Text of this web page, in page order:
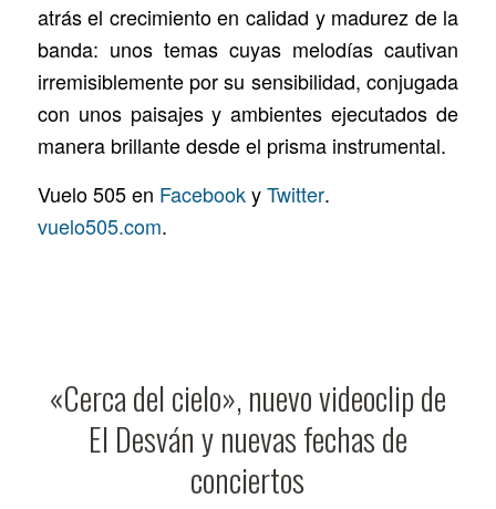
atrás el crecimiento en calidad y madurez de la
banda: unos temas cuyas melodías cautivan
irremisiblemente por su sensibilidad, conjugada
con unos paisajes y ambientes ejecutados de
manera brillante desde el prisma instrumental.
Vuelo 505 en FacebookyTwitter.
vuelo505.com.
«Cerca del cielo», nuevo videoclip de
El Desván y nuevas fechas de
conciertos